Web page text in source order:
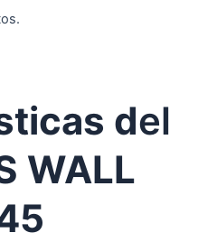
del
WALL